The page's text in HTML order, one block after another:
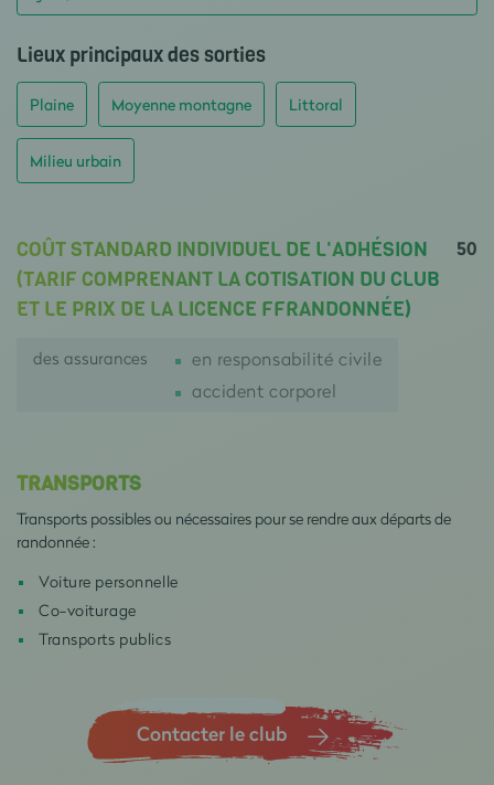
Lieux principaux des sorties
Plaine Moyenne montagne Littoral
Milieu urbain
COÛT STANDARD INDIVIDUEL DE L'ADHÉSION
(TARIF COMPRENANT LA COTISATION DU CLUB
ET LE PRIX DE LA LICENCE FFRANDONNÉE)
50
des assurances
en responsabilité civile
accident corporel
TRANSPORTS
Transports possibles ou nécessaires pour se rendre aux départs de
randonnée :
Voiture personnelle
Co-voiturage
Transports publics
Contacter le club